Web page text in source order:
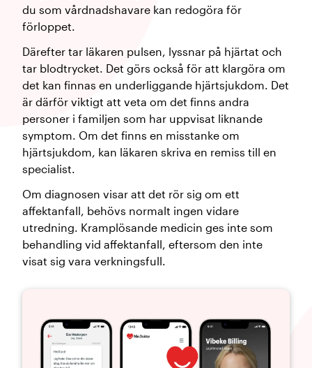
du som vårdnadshavare kan redogöra för
förloppet.
Därefter tar läkaren pulsen, lyssnar på hjärtat och
tar blodtrycket. Det görs också för att klargöra om
det kan finnas en underliggande hjärtsjukdom. Det
är därför viktigt att veta om det finns andra
personer i familjen som har uppvisat liknande
symptom. Om det finns en misstanke om
hjärtsjukdom, kan läkaren skriva en remiss till en
specialist.
Om diagnosen visar att det rör sig om ett
affektanfall, behövs normalt ingen vidare
utredning. Kramplösande medicin ges inte som
behandling vid affektanfall, eftersom den inte
visat sig vara verkningsfull.